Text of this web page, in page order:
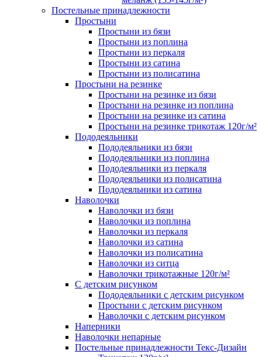
Постельные принадлежности
Простыни
Простыни из бязи
Простыни из поплина
Простыни из перкаля
Простыни из сатина
Простыни из полисатина
Простыни на резинке
Простыни на резинке из бязи
Простыни на резинке из поплина
Простыни на резинке из сатина
Простыни на резинке трикотаж 120г/м²
Пододеяльники
Пододеяльники из бязи
Пододеяльники из поплина
Пододеяльники из перкаля
Пододеяльники из полисатина
Пододеяльники из сатина
Наволочки
Наволочки из бязи
Наволочки из поплина
Наволочки из перкаля
Наволочки из сатина
Наволочки из полисатина
Наволочки из ситца
Наволочки трикотажные 120г/м²
C детским рисунком
Пододеяльники с детским рисунком
Простыни с детским рисунком
Наволочки с детским рисунком
Наперники
Наволочки непарные
Постельные принадлежности Текс-Дизайн